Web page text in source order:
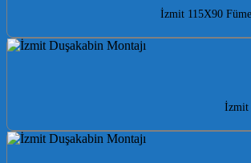
İzmit 115X90
İzmit